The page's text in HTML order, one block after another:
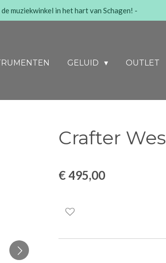
muziekwinkel in het hart van Schagen! -
GELUID OUTLET
Crafter
€ 495,00